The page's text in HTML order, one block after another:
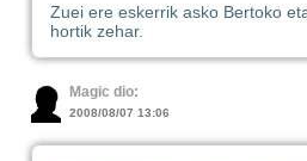
Zuei ere eskerrik asko Bertoko
hortik zehar.
Magic dio:
2008/08/07 13:06